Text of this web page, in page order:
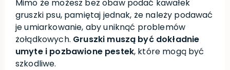
Mimo że możesz bez obaw podać kawałek
gruszki psu, pamiętaj jednak, że należy podawać
je umiarkowanie, aby uniknąć problemów
żołądkowych. Gruszki muszą być dokładnie
umyte i pozbawione pestek, które mogą być
szkodliwe.